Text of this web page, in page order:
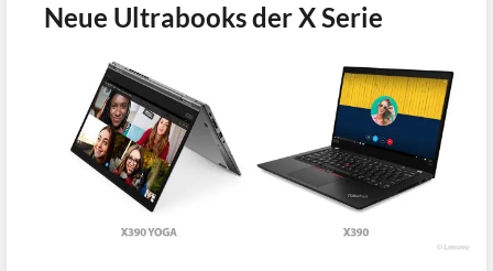
Neue Ultrabooks der X Serie